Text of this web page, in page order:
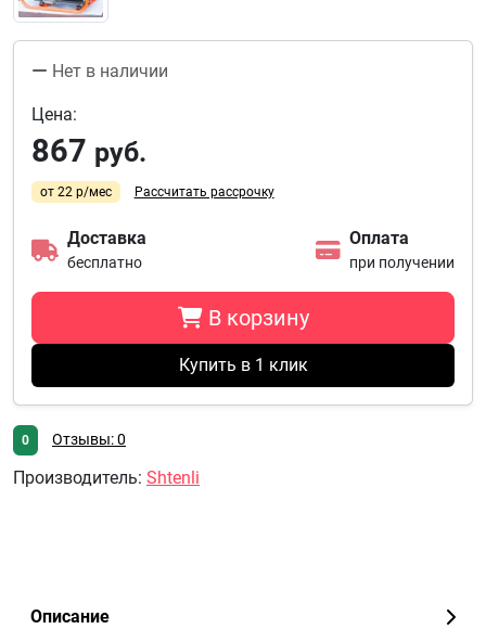
Нет в наличии
Цена:
867 руб.
от 22 р/мес Рассчитать рассрочку
Доставка
бесплатно
Оплата
при получении
В корзину
Купить в 1 клик
0 Отзывы: 0
Производитель: Shtenli
Описание